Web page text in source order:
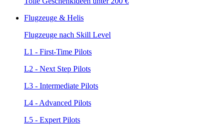
Flugzeuge & Helis
Flugzeuge nach Skill Level
L1 - First-Time Pilots
L2 - Next Step Pilots
L3 - Intermediate Pilots
L4 - Advanced Pilots
L5 - Expert Pilots